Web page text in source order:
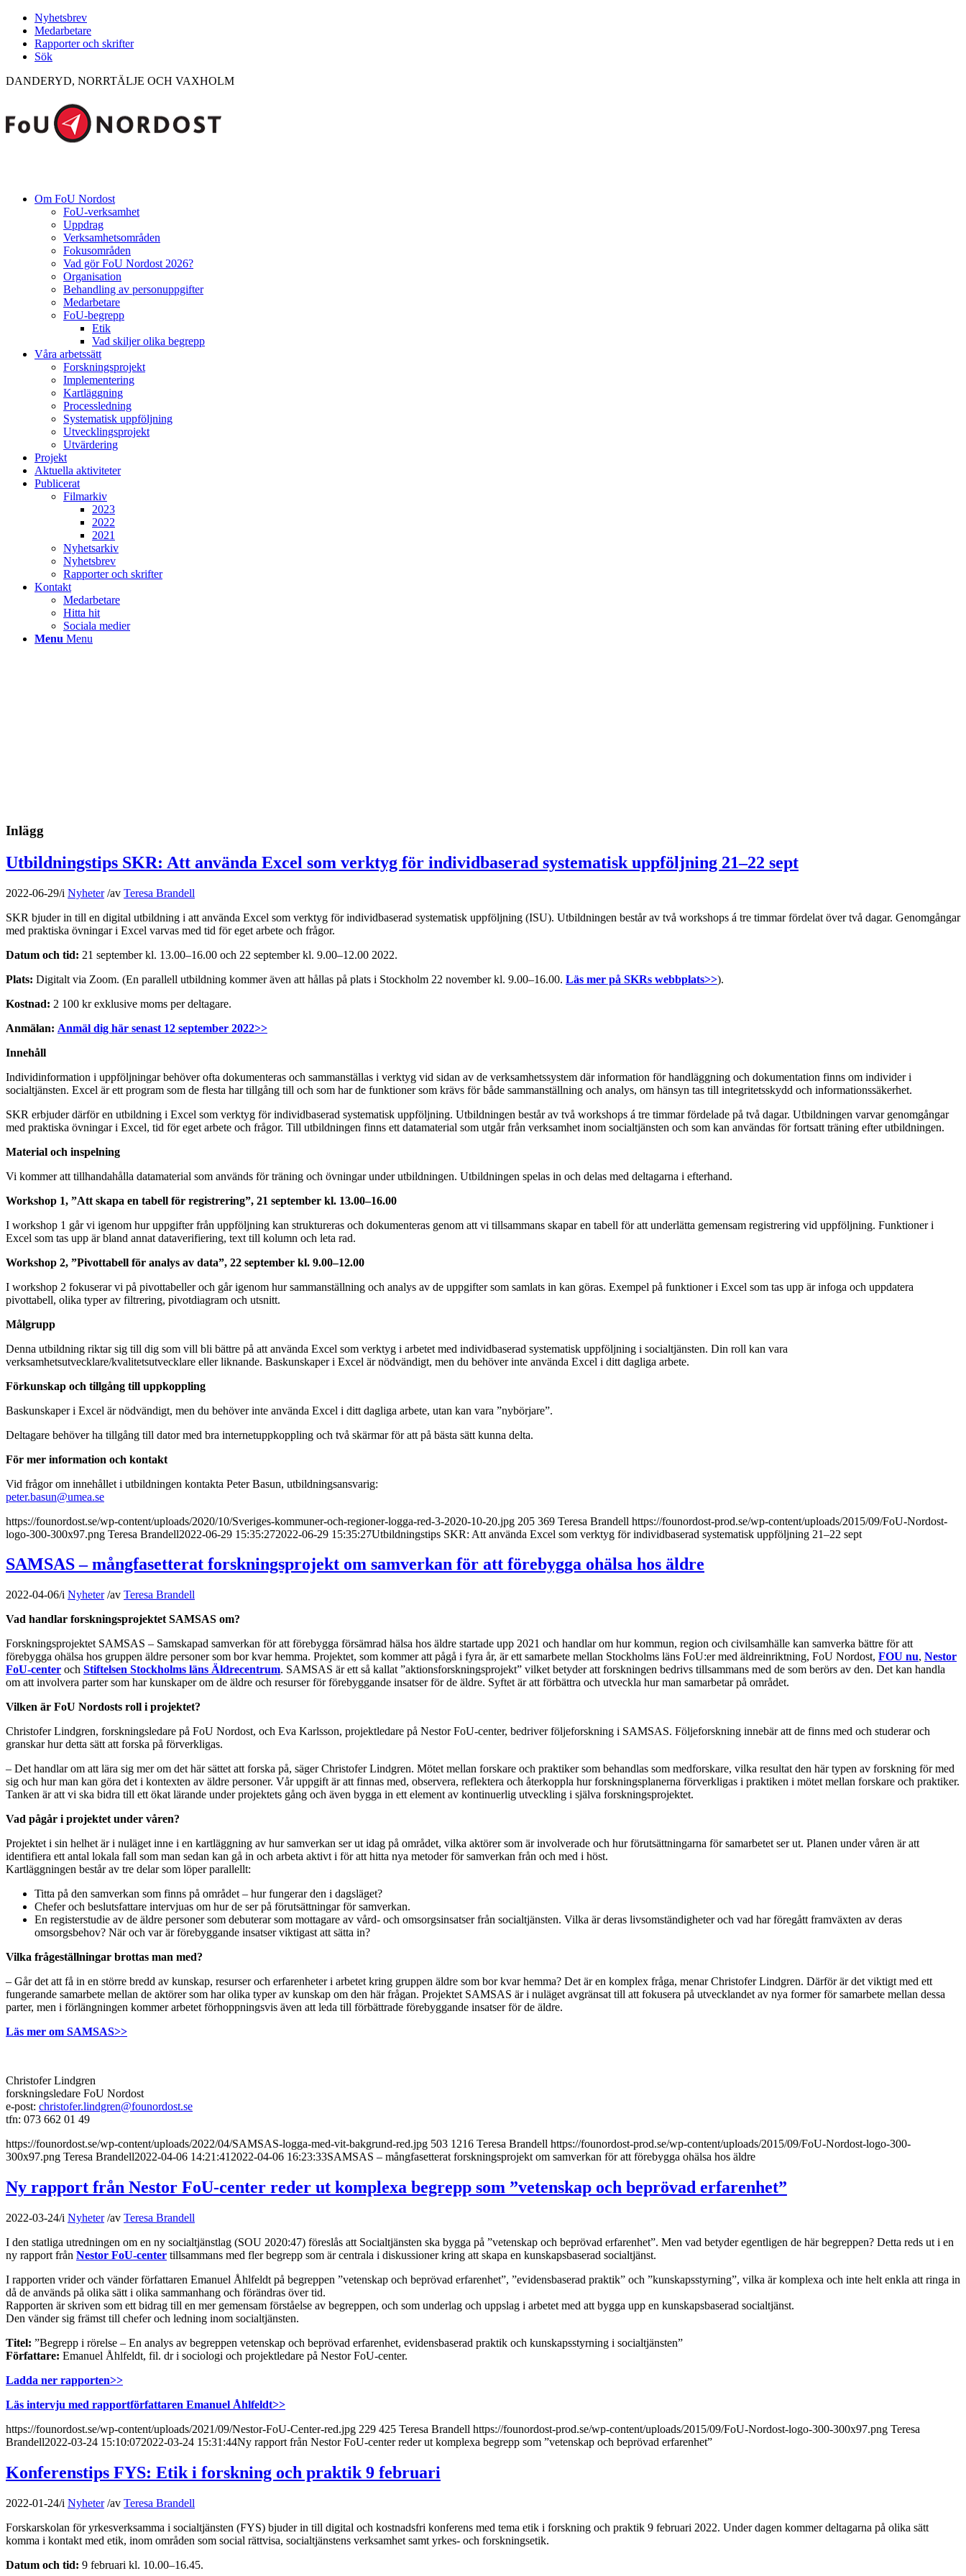
Nyhetsbrev
Medarbetare
Rapporter och skrifter
Sök
DANDERYD, NORRTÄLJE OCH VAXHOLM
Om FoU Nordost
FoU-verksamhet
Uppdrag
Verksamhetsområden
Fokusområden
Vad gör FoU Nordost 2026?
Organisation
Behandling av personuppgifter
Medarbetare
FoU-begrepp
Etik
Vad skiljer olika begrepp
Våra arbetssätt
Forskningsprojekt
Implementering
Kartläggning
Processledning
Systematisk uppföljning
Utvecklingsprojekt
Utvärdering
Projekt
Aktuella aktiviteter
Publicerat
Filmarkiv
2023
2022
2021
Nyhetsarkiv
Nyhetsbrev
Rapporter och skrifter
Kontakt
Medarbetare
Hitta hit
Sociala medier
Menu Menu
Inlägg
Utbildningstips SKR: Att använda Excel som verktyg för individbaserad systematisk uppföljning 21–22 sept
2022-06-29/i Nyheter /av Teresa Brandell
SKR bjuder in till en digital utbildning i att använda Excel som verktyg för individbaserad systematisk uppföljning (ISU). Utbildningen består av två workshops á tre timmar fördelat över två dagar. Genomgångar
med praktiska övningar i Excel varvas med tid för eget arbete och frågor.
Datum och tid: 21 september kl. 13.00–16.00 och 22 september kl. 9.00–12.00 2022.
Plats: Digitalt via Zoom. (En parallell utbildning kommer även att hållas på plats i Stockholm 22 november kl. 9.00–16.00. Läs mer på SKRs webbplats>>).
Kostnad: 2 100 kr exklusive moms per deltagare.
Anmälan: Anmäl dig här senast 12 september 2022>>
Innehåll
Individinformation i uppföljningar behöver ofta dokumenteras och sammanställas i verktyg vid sidan av de verksamhetssystem där information för handläggning och dokumentation finns om individer i
socialtjänsten. Excel är ett program som de flesta har tillgång till och som har de funktioner som krävs för både sammanställning och analys, om hänsyn tas till integritetsskydd och informationssäkerhet.
SKR erbjuder därför en utbildning i Excel som verktyg för individbaserad systematisk uppföljning. Utbildningen består av två workshops á tre timmar fördelade på två dagar. Utbildningen varvar genomgångar
med praktiska övningar i Excel, tid för eget arbete och frågor. Till utbildningen finns ett datamaterial som utgår från verksamhet inom socialtjänsten och som kan användas för fortsatt träning efter utbildningen.
Material och inspelning
Vi kommer att tillhandahålla datamaterial som används för träning och övningar under utbildningen. Utbildningen spelas in och delas med deltagarna i efterhand.
Workshop 1, ”Att skapa en tabell för registrering”, 21 september kl. 13.00–16.00
I workshop 1 går vi igenom hur uppgifter från uppföljning kan struktureras och dokumenteras genom att vi tillsammans skapar en tabell för att underlätta gemensam registrering vid uppföljning. Funktioner i
Excel som tas upp är bland annat dataverifiering, text till kolumn och leta rad.
Workshop 2, ”Pivottabell för analys av data”, 22 september kl. 9.00–12.00
I workshop 2 fokuserar vi på pivottabeller och går igenom hur sammanställning och analys av de uppgifter som samlats in kan göras. Exempel på funktioner i Excel som tas upp är infoga och uppdatera
pivottabell, olika typer av filtrering, pivotdiagram och utsnitt.
Målgrupp
Denna utbildning riktar sig till dig som vill bli bättre på att använda Excel som verktyg i arbetet med individbaserad systematisk uppföljning i socialtjänsten. Din roll kan vara
verksamhetsutvecklare/kvalitetsutvecklare eller liknande. Baskunskaper i Excel är nödvändigt, men du behöver inte använda Excel i ditt dagliga arbete.
Förkunskap och tillgång till uppkoppling
Baskunskaper i Excel är nödvändigt, men du behöver inte använda Excel i ditt dagliga arbete, utan kan vara ”nybörjare”.
Deltagare behöver ha tillgång till dator med bra internetuppkoppling och två skärmar för att på bästa sätt kunna delta.
För mer information och kontakt
Vid frågor om innehållet i utbildningen kontakta Peter Basun, utbildningsansvarig:
peter.basun@umea.se
https://founordost.se/wp-content/uploads/2020/10/Sveriges-kommuner-och-regioner-logga-red-3-2020-10-20.jpg 205 369 Teresa Brandell https://founordost-prod.se/wp-content/uploads/2015/09/FoU-Nordost-
logo-300-300x97.png Teresa Brandell2022-06-29 15:35:272022-06-29 15:35:27Utbildningstips SKR: Att använda Excel som verktyg för individbaserad systematisk uppföljning 21–22 sept
SAMSAS – mångfasetterat forskningsprojekt om samverkan för att förebygga ohälsa hos äldre
2022-04-06/i Nyheter /av Teresa Brandell
Vad handlar forskningsprojektet SAMSAS om?
Forskningsprojektet SAMSAS – Samskapad samverkan för att förebygga försämrad hälsa hos äldre startade upp 2021 och handlar om hur kommun, region och civilsamhälle kan samverka bättre för att
förebygga ohälsa hos gruppen äldre personer som bor kvar hemma. Projektet, som kommer att pågå i fyra år, är ett samarbete mellan Stockholms läns FoU:er med äldreinriktning, FoU Nordost, FOU nu, Nestor
FoU-center och Stiftelsen Stockholms läns Äldrecentrum. SAMSAS är ett så kallat ”aktionsforskningsprojekt” vilket betyder att forskningen bedrivs tillsammans med de som berörs av den. Det kan handla
om att involvera parter som har kunskaper om de äldre och resurser för förebyggande insatser för de äldre. Syftet är att förbättra och utveckla hur man samarbetar på området.
Vilken är FoU Nordosts roll i projektet?
Christofer Lindgren, forskningsledare på FoU Nordost, och Eva Karlsson, projektledare på Nestor FoU-center, bedriver följeforskning i SAMSAS. Följeforskning innebär att de finns med och studerar och
granskar hur detta sätt att forska på förverkligas.
– Det handlar om att lära sig mer om det här sättet att forska på, säger Christofer Lindgren. Mötet mellan forskare och praktiker som behandlas som medforskare, vilka resultat den här typen av forskning för med
sig och hur man kan göra det i kontexten av äldre personer. Vår uppgift är att finnas med, observera, reflektera och återkoppla hur forskningsplanerna förverkligas i praktiken i mötet mellan forskare och praktiker.
Tanken är att vi ska bidra till ett ökat lärande under projektets gång och även bygga in ett element av kontinuerlig utveckling i själva forskningsprojektet.
Vad pågår i projektet under våren?
Projektet i sin helhet är i nuläget inne i en kartläggning av hur samverkan ser ut idag på området, vilka aktörer som är involverade och hur förutsättningarna för samarbetet ser ut. Planen under våren är att
identifiera ett antal lokala fall som man sedan kan gå in och arbeta aktivt i för att hitta nya metoder för samverkan från och med i höst.
Kartläggningen består av tre delar som löper parallellt:
Titta på den samverkan som finns på området – hur fungerar den i dagsläget?
Chefer och beslutsfattare intervjuas om hur de ser på förutsättningar för samverkan.
En registerstudie av de äldre personer som debuterar som mottagare av vård- och omsorgsinsatser från socialtjänsten. Vilka är deras livsomständigheter och vad har föregått framväxten av deras
omsorgsbehov? När och var är förebyggande insatser viktigast att sätta in?
Vilka frågeställningar brottas man med?
– Går det att få in en större bredd av kunskap, resurser och erfarenheter i arbetet kring gruppen äldre som bor kvar hemma? Det är en komplex fråga, menar Christofer Lindgren. Därför är det viktigt med ett
fungerande samarbete mellan de aktörer som har olika typer av kunskap om den här frågan. Projektet SAMSAS är i nuläget avgränsat till att fokusera på utvecklandet av nya former för samarbete mellan dessa
parter, men i förlängningen kommer arbetet förhoppningsvis även att leda till förbättrade förebyggande insatser för de äldre.
Läs mer om SAMSAS>>
Christofer Lindgren
forskningsledare FoU Nordost
e-post: christofer.lindgren@founordost.se
tfn: 073 662 01 49
https://founordost.se/wp-content/uploads/2022/04/SAMSAS-logga-med-vit-bakgrund-red.jpg 503 1216 Teresa Brandell https://founordost-prod.se/wp-content/uploads/2015/09/FoU-Nordost-logo-300-
300x97.png Teresa Brandell2022-04-06 14:21:41 2022-04-06 16:23:33SAMSAS – mångfasetterat forskningsprojekt om samverkan för att förebygga ohälsa hos äldre
Ny rapport från Nestor FoU-center reder ut komplexa begrepp som ”vetenskap och beprövad erfarenhet”
2022-03-24/i Nyheter /av Teresa Brandell
I den statliga utredningen om en ny socialtjänstlag (SOU 2020:47) föreslås att Socialtjänsten ska bygga på ”vetenskap och beprövad erfarenhet”. Men vad betyder egentligen de här begreppen? Detta reds ut i en
ny rapport från Nestor FoU-center tillsammans med fler begrepp som är centrala i diskussioner kring att skapa en kunskapsbaserad socialtjänst.
I rapporten vrider och vänder författaren Emanuel Åhlfeldt på begreppen ”vetenskap och beprövad erfarenhet”, ”evidensbaserad praktik” och ”kunskapsstyrning”, vilka är komplexa och inte helt enkla att ringa in
då de används på olika sätt i olika sammanhang och förändras över tid.
Rapporten är skriven som ett bidrag till en mer gemensam förståelse av begreppen, och som underlag och uppslag i arbetet med att bygga upp en kunskapsbaserad socialtjänst.
Den vänder sig främst till chefer och ledning inom socialtjänsten.
Titel: ”Begrepp i rörelse – En analys av begreppen vetenskap och beprövad erfarenhet, evidensbaserad praktik och kunskapsstyrning i socialtjänsten”
Författare: Emanuel Åhlfeldt, fil. dr i sociologi och projektledare på Nestor FoU-center.
Ladda ner rapporten>>
Läs intervju med rapportförfattaren Emanuel Åhlfeldt>>
https://founordost.se/wp-content/uploads/2021/09/Nestor-FoU-Center-red.jpg 229 425 Teresa Brandell https://founordost-prod.se/wp-content/uploads/2015/09/FoU-Nordost-logo-300-300x97.png Teresa
Brandell2022-03-24 15:10:072022-03-24 15:31:44Ny rapport från Nestor FoU-center reder ut komplexa begrepp som ”vetenskap och beprövad erfarenhet”
Konferenstips FYS: Etik i forskning och praktik 9 februari
2022-01-24/i Nyheter /av Teresa Brandell
Forskarskolan för yrkesverksamma i socialtjänsten (FYS) bjuder in till digital och kostnadsfri konferens med tema etik i forskning och praktik 9 februari 2022. Under dagen kommer deltagarna på olika sätt
komma i kontakt med etik, inom områden som social rättvisa, socialtjänstens verksamhet samt yrkes- och forskningsetik.
Datum och tid: 9 februari kl. 10.00–16.45.